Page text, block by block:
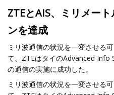
ZTEとAIS、ミリメー
ンを達成
ミリ波通信の状況を一変させる
て、ZTEはタイのAdvanced Info
の通信の実施に成功した。
ミリ波通信の状況を一変させる